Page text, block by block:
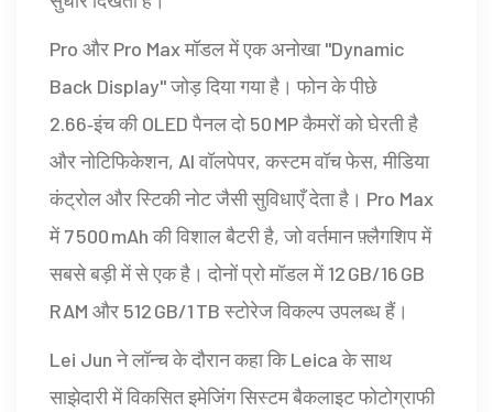
Pro और Pro Max मॉडल में एक अनोखा "Dynamic
Back Display" जोड़ दिया गया है। फोन के पीछे
2.66‑इंच की OLED पैनल दो 50 MP कैमरों को घेरती है
और नोटिफिकेशन, AI वॉलपेपर, कस्टम वॉच फेस, मीडिया
कंट्रोल और स्टिकी नोट जैसी सुविधाएँ देता है। Pro Max
में 7 500 mAh की विशाल बैटरी है, जो वर्तमान फ़्लैगशिप में
सबसे बड़ी में से एक है। दोनों प्रो मॉडल में 12 GB/16 GB
RAM और 512 GB/1 TB स्टोरेज विकल्प उपलब्ध हैं।
Le​i Jun ने लॉन्च के दौरान कहा कि Leica के साथ
साझेदारी में विकसित इमेजिंग सिस्टम बैकलाइट फोटोग्राफी